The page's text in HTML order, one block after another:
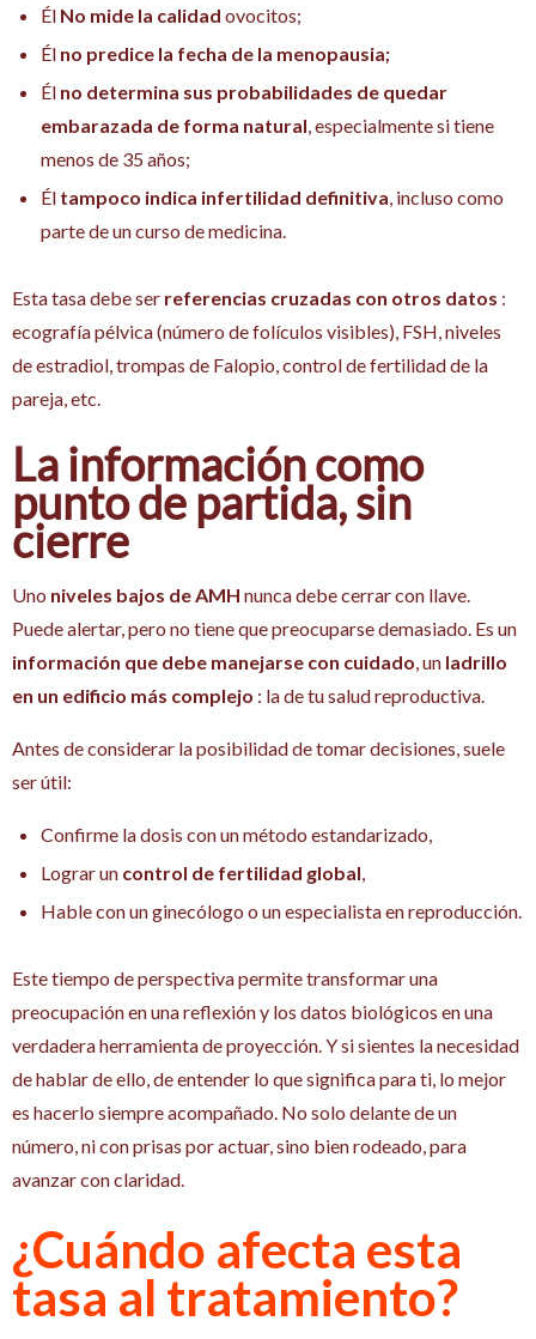
Él No mide la calidad ovocitos;
Él no predice la fecha de la menopausia;
Él no determina sus probabilidades de quedar
embarazada de forma natural , especialmente si tiene
menos de 35 años;
Él tampoco indica infertilidad definitiva , incluso como
parte de un curso de medicina.
Esta tasa debe ser referencias cruzadas con otros datos :
ecografía pélvica (número de folículos visibles), FSH, niveles
de estradiol, trompas de Falopio, control de fertilidad de la
pareja, etc.
La información como
punto de partida, sin
cierre
Uno niveles bajos de AMH nunca debe cerrar con llave.
Puede alertar, pero no tiene que preocuparse demasiado. Es un
información que debe manejarse con cuidado , un ladrillo
en un edificio más complejo : la de tu salud reproductiva.
Antes de considerar la posibilidad de tomar decisiones, suele
ser útil:
Confirme la dosis con un método estandarizado,
Lograr un control de fertilidad global
Hable con un ginecólogo o un especialista en reproducción.
Este tiempo de perspectiva permite transformar una
preocupación en una reflexión y los datos biológicos en una
verdadera herramienta de proyección. Y si sientes la necesidad
de hablar de ello, de entender lo que significa para ti, lo mejor
es hacerlo siempre acompañado. No solo delante de un
número, ni con prisas por actuar, sino bien rodeado, para
avanzar con claridad.
¿Cuándo afecta esta
tasa al tratamiento?